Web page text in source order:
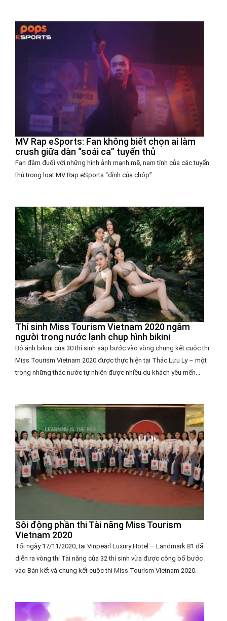
MV Rap eSports: Fan không biết chọn ai làm
crush giữa dàn “soái ca” tuyển thủ
Fan đắm đuối với những hình ảnh mạnh mẽ, nam tính của các tuyển
thủ trong loạt MV Rap eSports “đỉnh của chóp”
Thí sinh Miss Tourism Vietnam 2020 ngâm
người trong nước lạnh chụp hình bikini
Bộ ảnh bikini của 30 thí sinh sắp bước vào vòng chung kết cuộc thi
Miss Tourism Vietnam 2020 được thực hiện tại Thác Lưu Ly – một
trong những thác nước tự nhiên được nhiều du khách yêu mến...
Sôi động phần thi Tài năng Miss Tourism
Vietnam 2020
Tối ngày 17/11/2020, tại Vinpearl Luxury Hotel – Landmark 81 đã
diễn ra vòng thi Tài năng của 32 thí sinh vừa được công bố bước
vào Bán kết và chung kết cuộc thi Miss Tourism Vietnam 2020.